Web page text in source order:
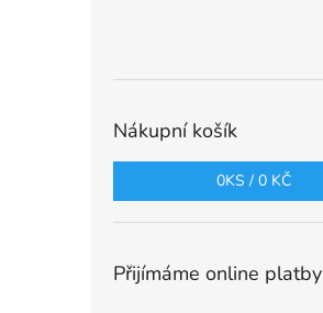
Nákupní košík
0KS / 0 KČ
Přijímáme online platby